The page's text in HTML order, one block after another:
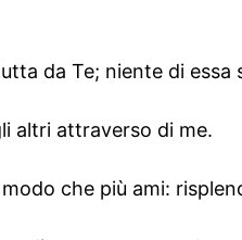
da Te; niente di essa
altri attraverso di me.
che più ami: